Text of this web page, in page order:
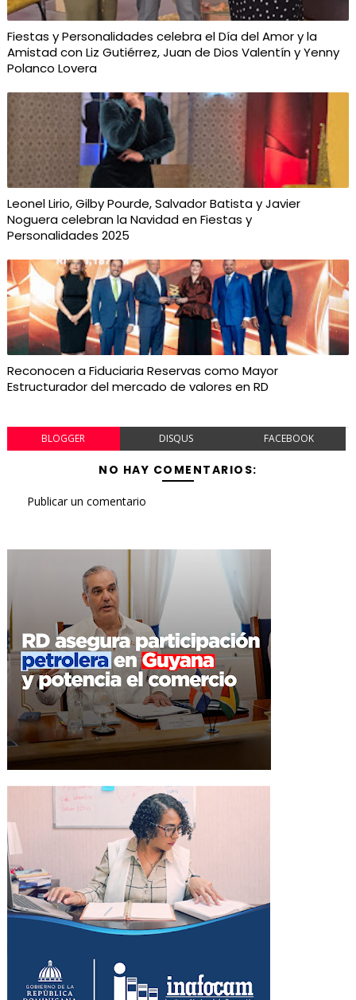
Fiestas y Personalidades celebra el Día del Amor y la
Amistad con Liz Gutiérrez, Juan de Dios Valentín y Yenny
Polanco Lovera
Leonel Lirio, Gilby Pourde, Salvador Batista y Javier
Noguera celebran la Navidad en Fiestas y
Personalidades 2025
Reconocen a Fiduciaria Reservas como Mayor
Estructurador del mercado de valores en RD
BLOGGER DISQUS FACEBOOK
NO HAY COMENTARIOS:
Publicar un comentario